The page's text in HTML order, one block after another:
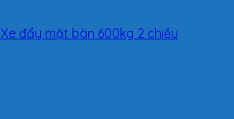
Xe đẩy mặt bàn 600kg 2 chiều